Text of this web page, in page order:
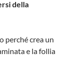
della
perché crea un
e la follia